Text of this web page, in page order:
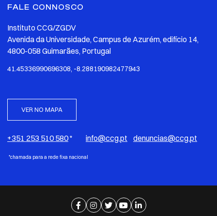
FALE CONNOSCO
Instituto CCG/ZGDV
Avenida da Universidade, Campus de Azurém, edifício 14,
4800-058 Guimarães, Portugal
41.45336990696308, -8.288190982477943
VER NO MAPA
+351 253 510 580* info@ccg.pt denuncias@ccg.pt
*chamada para a rede fixa nacional
Ir para página de facebook
Ir para página de instagram
Ir para página de twitter
Ir para página de youtube
Ir para página de